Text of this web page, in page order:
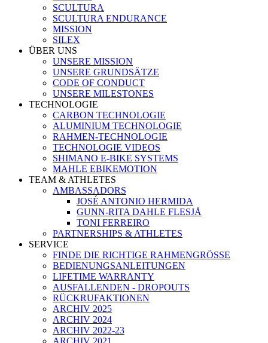
SCULTURA
SCULTURA ENDURANCE
MISSION
SILEX
ÜBER UNS
UNSERE MISSION
UNSERE GRUNDSÄTZE
CODE OF CONDUCT
UNSERE MILESTONES
TECHNOLOGIE
CARBON TECHNOLOGIE
ALUMINIUM TECHNOLOGIE
RAHMEN-TECHNOLOGIE
TECHNOLOGIE VIDEOS
SHIMANO E-BIKE SYSTEMS
MAHLE EBIKEMOTION
TEAM & ATHLETES
AMBASSADORS
JOSÉ ANTONIO HERMIDA
GUNN-RITA DAHLE FLESJÅ
TONI FERREIRO
PARTNERSHIPS & ATHLETES
SERVICE
FINDE DIE RICHTIGE RAHMENGRÖSSE
BEDIENUNGSANLEITUNGEN
LIFETIME WARRANTY
AUSFALLENDEN - DROPOUTS
RÜCKRUFAKTIONEN
ARCHIV 2025
ARCHIV 2024
ARCHIV 2022-23
ARCHIV 2021